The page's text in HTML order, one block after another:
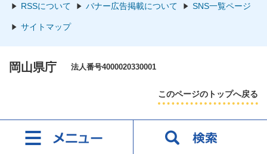
RSSについて バナー広告掲載について SNS一覧ページ
サイトマップ
岡山県庁 法人番号4000020330001
このページのトップへ戻る